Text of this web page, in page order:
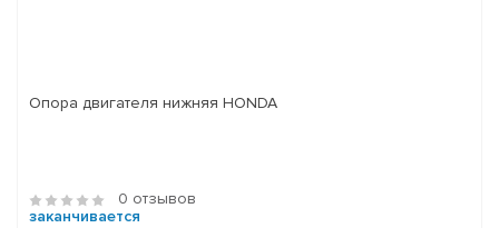
Опора двигателя нижняя HONDA
0 отзывов
заканчивается